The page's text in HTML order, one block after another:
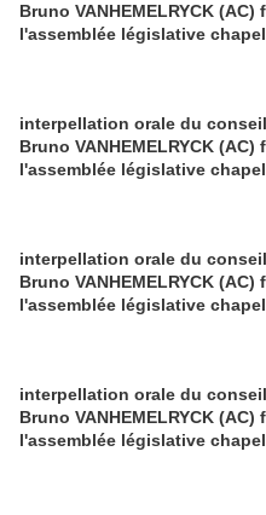
Bruno VANHEMELRYCK
l'assemblée législative
interpellation orale du
Bruno VANHEMELRYCK
l'assemblée législative
interpellation orale du
Bruno VANHEMELRYCK
l'assemblée législative
interpellation orale du
Bruno VANHEMELRYCK
l'assemblée législative